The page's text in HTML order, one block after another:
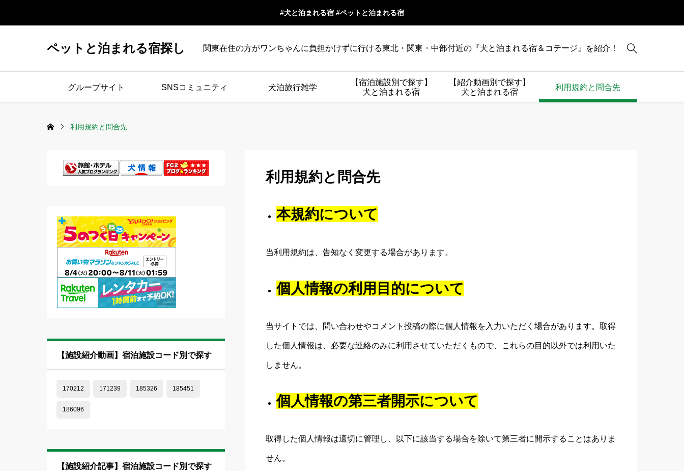
#犬と泊まれる宿 #ペットと泊まれる宿
ペットと泊まれる宿探し 関東在住の方がワンちゃんに負担かけずに行ける東北・関東・中部付近の『犬と泊まれる宿＆コテージ』を紹介！ 
グループサイト SNSコミュニティ 犬泊旅行雑学
【宿泊施設別で探す】
犬と泊まれる宿
【紹介動画別で探す】
犬と泊まれる宿
利用規約と問合先
利用規約と問合先
利用規約と問合先
本規約について
当利用規約は、告知なく変更する場合があります。
個人情報の利用目的について
当サイトでは、問い合わせやコメント投稿の際に個人情報を入力いただく場合があります。取得
した個人情報は、必要な連絡のみに利用させていただくもので、これらの目的以外では利用いた
しません。
個人情報の第三者開示について
取得した個人情報は適切に管理し、以下に該当する場合を除いて第三者に開示することはありま
せん。
【施設紹介動画】宿泊施設コード別で探す
170212 171239 185326 185451
186096
【施設紹介記事】宿泊施設コード別で探す